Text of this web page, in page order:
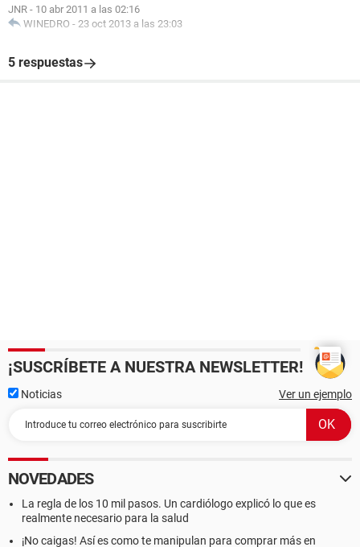
JNR - 10 abr 2011 a las 02:16
WINEDRO - 23 oct 2013 a las 23:03
5 respuestas
¡SUSCRÍBETE A NUESTRA NEWSLETTER!
Noticias Ver un ejemplo
NOVEDADES
La regla de los 10 mil pasos. Un cardiólogo explicó lo que es
realmente necesario para la salud
¡No caigas! Así es como te manipulan para comprar más en